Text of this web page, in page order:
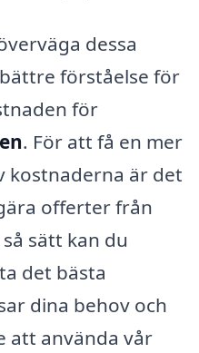
dessa
förståelse för
för
. För att få en mer
kostnaderna är det
offerter från
sätt kan du
det bästa
dina behov och
att använda vår